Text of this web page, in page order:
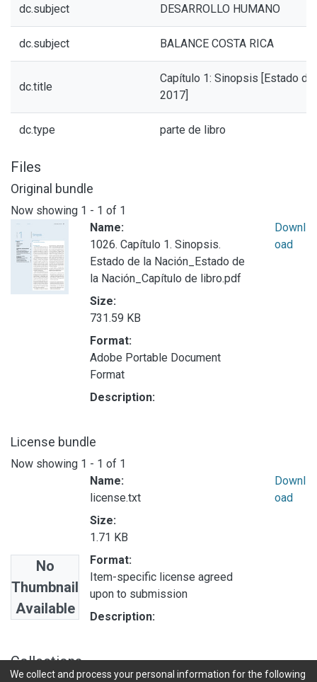
dc.subject DESARROLLO HUMANO
dc.subject BALANCE COSTA RICA
dc.title
Capítulo 1: Sinopsis [Estado de
2017]
dc.type parte de libro
Files
Original bundle
Now showing 1 - 1 of 1
Name:
1026. Capítulo 1. Sinopsis.
Estado de la Nación_Estado de
la Nación_Capítulo de libro.pdf
Size:
731.59 KB
Format:
Adobe Portable Document
Format
Description:
Downl
oad
License bundle
Now showing 1 - 1 of 1
No
Thumbnail
Available
Name:
license.txt
Size:
1.71 KB
Format:
Item-specific license agreed
upon to submission
Description:
Downl
oad
Collections
We collect and process your personal information for the following